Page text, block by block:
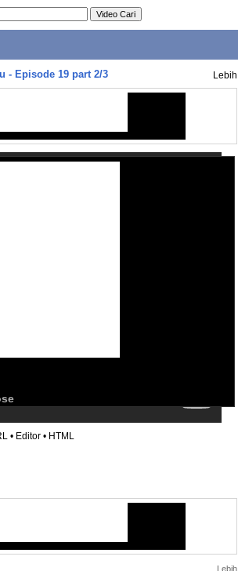
- Episode 19 part 2/3 Lebih
• Editor • HTML
Lebih